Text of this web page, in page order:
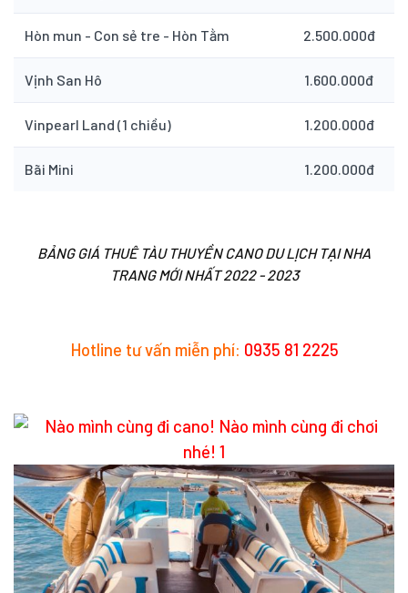
Hòn mun - Con sẻ tre - Hòn Tằm 2.500.000đ
Vịnh San Hô 1.600.000đ
Vinpearl Land (1 chiều) 1.200.000đ
Bãi Mini 1.200.000đ
BẢNG GIÁ THUÊ TÀU THUYỀN CANO DU LỊCH TẠI NHA
TRANG MỚI NHẤT 2022 - 2023
Hotline tư vấn miễn phí: 0935 81 2225